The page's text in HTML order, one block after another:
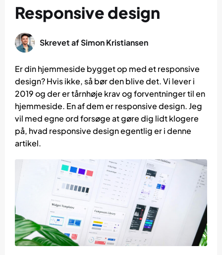
Responsive design
Skrevet afSimon Kristiansen
Er din hjemmeside bygget op med et responsive
design? Hvis ikke, så bør den blive det. Vi lever i
2019 og der er tårnhøje krav og forventninger til en
hjemmeside. En af dem er responsive design. Jeg
vil med egne ord forsøge at gøre dig lidt klogere
på, hvad responsive design egentlig er i denne
artikel.